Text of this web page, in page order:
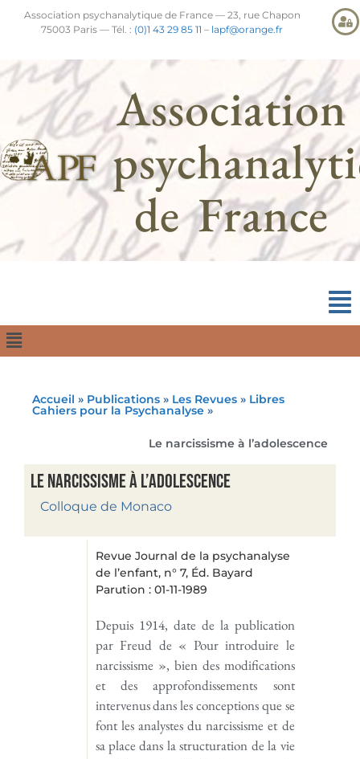
Association psychanalytique de France — 23, rue Chapon
75003 Paris — Tél. : (0)1 43 29 85 11 – lapf@orange.fr
Association
de France
Accueil » Publications » Les Revues » Libres
Cahiers pour la Psychanalyse »
Le narcissisme à l’adolescence
Le narcissisme à l’adolescence
Colloque de Monaco
Revue Journal de la psychanalyse
de l’enfant, n° 7, Éd. Bayard
Parution : 01-11-1989
Depuis 1914, date de la publication
par Freud de « Pour introduire le
narcissisme », bien des modifications
et des approfondissements sont
intervenus dans les conceptions que se
font les analystes du narcissisme et de
sa place dans la structuration de la vie